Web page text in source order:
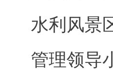
水利风景
管理领导